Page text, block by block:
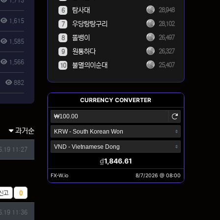
1,615
1,585
1,566
882
과거순
11:27
고 추천
0
11:36
6 탐사대 28,948
7 우당탕탕구리 28,102
8 똘뱅이 26,497
9 원통하다 26,327
10 불멸의이순대 25,407